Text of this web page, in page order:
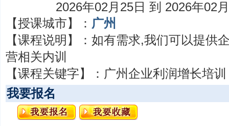
2026年02月25日 到 2026年02
【授课城市】： 广州
【课程说明】： 如有需求,我们可以提供
营相关内训
【课程关键字】： 广州企业利润增长培训
我要报名